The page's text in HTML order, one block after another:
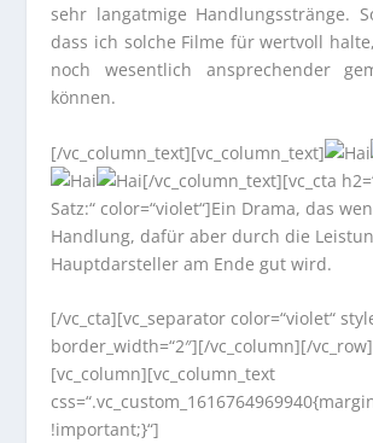
sehr langatmige Handlungsstränge.
dass ich solche Filme für wertvoll
noch wesentlich ansprechender
können.
[/vc_column_text][vc_column_text]
[/vc_column_text][vc_cta
Satz:“ color=“violet“]Ein Drama, das
Handlung, dafür aber durch die
Hauptdarsteller am Ende gut wird.
[/vc_cta][vc_separator color=“violet“
border_width=“2″][/vc_column][/
[vc_column][vc_column_text
!important;}“]